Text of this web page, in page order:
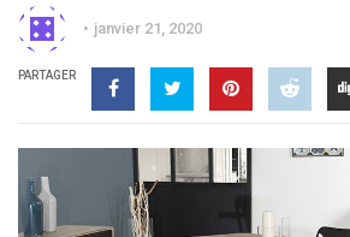
janvier 21, 2020
PARTAGER